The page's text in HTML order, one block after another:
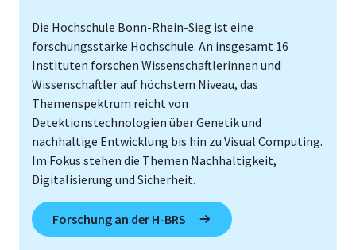
Die Hochschule Bonn-Rhein-Sieg ist eine
forschungsstarke Hochschule. An insgesamt 16
Instituten forschen Wissenschaftlerinnen und
Wissenschaftler auf höchstem Niveau, das
Themenspektrum reicht von
Detektionstechnologien über Genetik und
nachhaltige Entwicklung bis hin zu Visual Computing.
Im Fokus stehen die Themen Nachhaltigkeit,
Digitalisierung und Sicherheit.
Forschung an der H-BRS